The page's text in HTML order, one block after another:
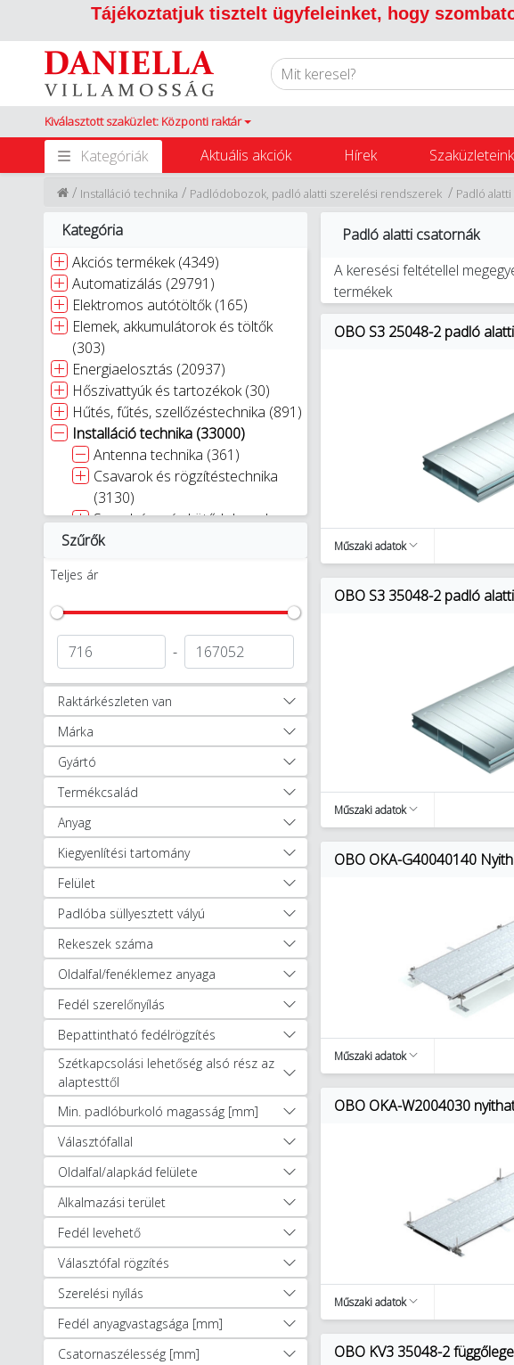
Tájékoztatjuk tisztelt ügyfeleinket, hogy
Kiválasztott szaküzlet: Központi raktár
Kategóriák Aktuális akciók Hírek Szaküzleteink
Padló
/
Padlódobozok, padló alatti szerelési rendszerek
/
Installáció technika
/
Kategória
Akciós termékek (4349)
Automatizálás (29791)
Elektromos autótöltők (165)
Elemek, akkumulátorok és töltők
(303)
Energiaelosztás (20937)
Hőszivattyúk és tartozékok (30)
Hűtés, fűtés, szellőzéstechnika (891)
Installáció technika (33000)
Antenna technika (361)
Csavarok és rögzítéstechnika
(3130)
Szerelvény- és kötődobozok
(1311)
Elosztók, hosszabbítók (772)
Kábelvédelem és szigetelés (674)
Kábel- és vezetékjelölés (784)
Kábelek, csövek rögzítés
technikája (3944)
Kábel/vezeték szerelési és
Kábeltartó rendszerek (14814)
Padlódobozok, padló alatti
szerelési rendszerek (885)
Fedlapok, keretek (75)
Padló alatti csatornák (351)
tartozékok (255)
Tűzvédelmi kiegészítők (61)
Villanyszerelési védőcsövek és
tartozékai (1896)
Tömszelencék és szigetelő
gyűrűk (1309)
Egyéb Installáció technika (188)
Kábelek, vezetékek (1196)
Kapcsolóberendezések és
szekrények (18053)
Szerelvények (10150)
Kaputechnika (9)
Napelemes rendszerek (348)
Világítástechnika (27424)
Villámvédelem (3886)
Egyéb (2252)
Autóápolási termékek (47)
Munkavédelem, védőruházat (1256)
Okosotthon megoldások (321)
Okosotthon csomagok (17)
Szerszámok (11894)
Lakossági világítás (2518)
Szűrők
Teljes ár
-
Raktárkészleten van
Márka
Gyártó
Termékcsalád
Anyag
Kiegyenlítési tartomány
Felület
Padlóba süllyesztett vályú
Rekeszek száma
Oldalfal/fenéklemez anyaga
Fedél szerelőnyílás
Bepattintható fedélrögzítés
Szétkapcsolási lehetőség alsó rész az
alaptesttől
Min. padlóburkoló magasság [mm]
Választófallal
Oldalfal/alapkád felülete
Alkalmazási terület
Fedél levehető
Választófal rögzítés
Szerelési nyílás
Fedél anyagvastagsága [mm]
Csatornaszélesség [mm]
Padló alatti csatornák
A keresési feltétellel
termékek
OBO S3 25048-2 padló
Műszaki adatok
OBO S3 35048-2 padló
Műszaki adatok
OBO OKA-G40040140
Műszaki adatok
OBO OKA-W2004030
Műszaki adatok
OBO KV3 35048-2